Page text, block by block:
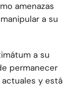
amenazas
a su
a su
permanecer
y está